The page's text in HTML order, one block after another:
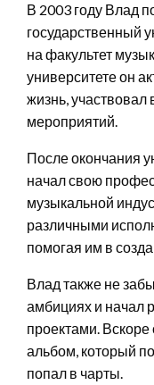
В 2003 году Влад
государственный
на факультет
университете он
жизнь, участвовал
мероприятий.
После окончания
начал свою
музыкальной
различными
помогая им в
Влад также не
амбициях и начал
проектами.
альбом, который
попал в чарты.